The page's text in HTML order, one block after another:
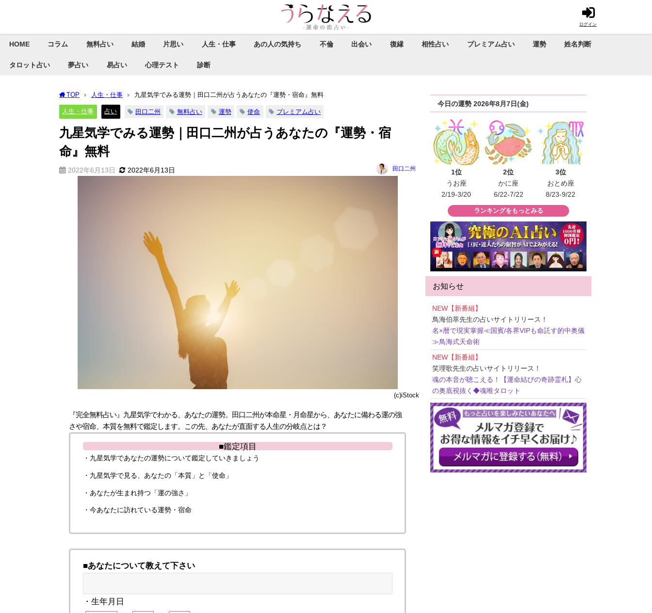
ログイン
HOME コラム 無料占い 結婚 片思い 人生・仕事 あの人の気持ち 不倫 出会い 復縁 相性占い プレミアム占い 運勢 姓名判断
タロット占い 夢占い 易占い 心理テスト 診断
TOP 人生・仕事 九星気学でみる運勢｜田口二州が占うあなたの『運勢・宿命』無料
人生・仕事 占い 田口二州 無料占い 運勢 使命 プレミアム占い
九星気学でみる運勢｜田口二州が占うあなたの『運勢・宿
命』無料
2022年6月13日 2022年6月13日 田口二州
(c)iStock
『完全無料占い』九星気学でわかる、あなたの運勢。田口二州が本命星・月命星から、あなたに備わる運の強
さや宿命、本質を無料で鑑定します。この先、あなたが直面する人生の分岐点とは？
■鑑定項目
・九星気学であなたの運勢について鑑定していきましょう
・九星気学で見る、あなたの「本質」と「使命」
・あなたが生まれ持つ「運の強さ」
・今あなたに訪れている運勢・宿命
■あなたについて教えて下さい
・生年月日
今日の運勢 2026年8月7日(金)
1位
うお座
2/19-3/20
2位
かに座
6/22-7/22
3位
おとめ座
8/23-9/22
ランキングをもっとみる
お知らせ
NEW【新番組】
鳥海伯萃先生の占いサイトリリース！
名×暦で現実掌握≪国賓/各界VIPも命託す的中奥儀
≫鳥海式天命術
NEW【新番組】
笑理歌先生の占いサイトリリース！
魂の本音が聴こえる！【運命結びの奇跡霊札】心
の奥底視抜く◆魂唯タロット